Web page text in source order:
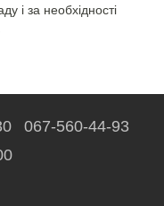
і за необхідності
067-560-44-93